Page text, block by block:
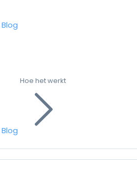
Blog
Blog
Hoe het werkt